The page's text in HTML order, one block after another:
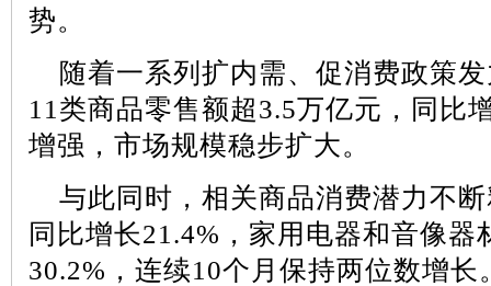
势。
随着一系列扩内需、促消费政策
11 类商品零售额超3.5万亿元，同比
增强，市场规模稳步扩大。
与此同时，相关商品消费潜力不
同比增长21.4% ，家用电器和音像
30.2% ，连续10个月保持两位数增长